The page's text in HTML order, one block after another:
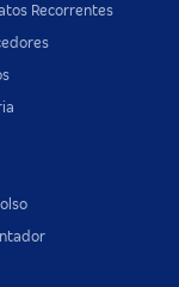
Recorrentes